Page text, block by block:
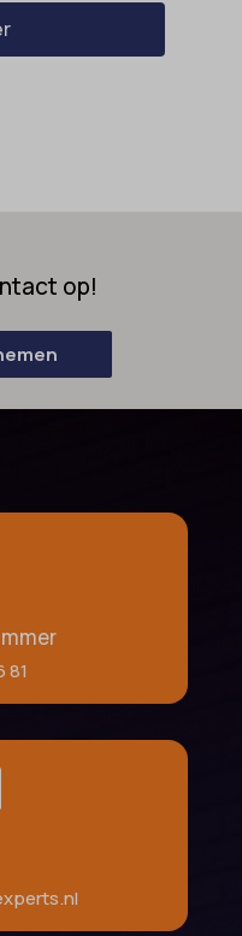
op!
81